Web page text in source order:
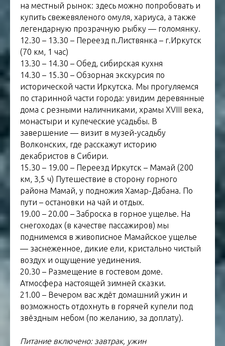
на местный рынок: здесь можно попробовать и
купить свежевяленого омуля, хариуса, а также
легендарную прозрачную рыбку — голомянку.
12.30 – 13.30 – Переезд п.Листвянка – г.Иркутск
(70 км, 1 час)
13.30 – 14.30 – Обед, сибирская кухня
14.30 – 15.30 – Обзорная экскурсия по
исторической части Иркутска. Мы прогуляемся
по старинной части города: увидим деревянные
дома с резными наличниками, храмы XVIII века,
монастыри и купеческие усадьбы. В
завершение — визит в музей-усадьбу
Волконских, где расскажут историю
декабристов в Сибири.
15.30 – 19.00 – Переезд Иркутск – Мамай (200
км, 3,5 ч) Путешествие в сторону горного
района Мамай, у подножия Хамар-Дабана. По
пути – остановки на чай и отдых.
19.00 – 20.00 – Заброска в горное ущелье. На
снегоходах (в качестве пассажиров) мы
поднимемся в живописное Мамайское ущелье
— заснеженное, дикие ели, кристально чистый
воздух и ощущение уединения.
20.30 – Размещение в гостевом доме.
Атмосфера настоящей зимней сказки.
21.00 – Вечером вас ждёт домашний ужин и
возможность отдохнуть в горячей купели под
звёздным небом (по желанию, за доплату).
Питание включено: завтрак, ужин